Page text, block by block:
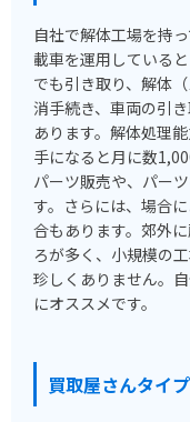
自社で解体工場を持
載車を運用している
でも引き取り、解体
消手続き、車両の引
あります。解体処理
手になると月に数
パーツ販売や、パー
す。さらには、場合
合もあります。郊外
ろが多く、小規模の
珍しくありません。
にオススメです。
買取屋さんタイプ